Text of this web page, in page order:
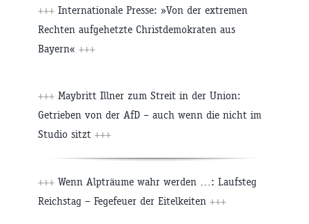
+++ Internationale Presse: »Von der extremen
Rechten aufgehetzte Christdemokraten aus
Bayern« +++
+++ Maybritt Illner zum Streit in der Union:
Getrieben von der AfD – auch wenn die nicht im
Studio sitzt +++
+++ Wenn Alpträume wahr werden …: Laufsteg
Reichstag – Fegefeuer der Eitelkeiten +++